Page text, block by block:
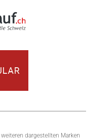
dargestellten Marken